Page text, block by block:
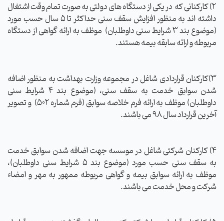
2) کارکنانی که
در یکی از دستگاه های دولتی به صورت تمام وقت اشتغال
داشته اند به منظور افزایش سقف سنی حداکثر تا 5 سال حسب مورد
(موضوع بند 3 شرایط سنی داوطلبان)
موظف به ارائه گواهی از دستگاه
مربوطه و ارائه سابقه بیمه هستند.
3)کارکنان قراردادی شاغل در مجموعه وزارت بهداشت به منظور اضافه
شدن سوابق خدمت به سقف سنی، (موضوع بند 4 شرایط سنی
داوطلبان) موظف به ارائه فرم خلاصه سوابق (فرم شماره 502)
و تصویر
آخرین قرارداد سال 98 می باشند.
4) کارکنان شرکتی شاغل در موسسه جهت اضافه شدن سوابق خدمت
به سقف سنی حسب مورد (موضوع بند 5 شرایط سنی داوطلبان)،
موظف به ارائه سوابق بیمه و گواهی مربوطه ممهور به مهر و امضاء
شرکت و محل خدمت می باشند.